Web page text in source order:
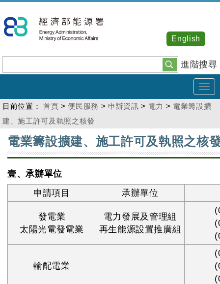
到
主
內
容
進階搜尋
English
目前位置： 首頁 >便民服務 > 申辦資訊 > 電力 > 電業籌設擴
建、施工許可及執照之核發
:::
電業籌設擴建、施工許可及執照之核
壹、承辦單位
申請項目
承辦單位
發電業
太陽光電發電業
電力發展及管理組
再生能源設置推廣組
輸配電業